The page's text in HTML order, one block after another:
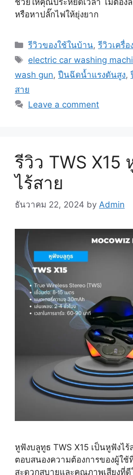
หรือหาปลั๊กไฟให้ยุ่งยาก
Categories
รีวิวของใช้ในบ้าน,รีวิวเครื่อ
Tags
electric car washing
wash gun, ปืนฉ๊ดน้ำแรงดันสูง,
สาย
Leave a comment
รีวิว TWS X15
ไร้สาย
ธันวาคม 22, 2024 by Admin
หูฟังบลูทูธ TWS X15 เป็นหูฟังไ
ตอบสนองความต้องการของผู้ใช้
สะดวกสบายและคุณภาพเสียงที่ดี